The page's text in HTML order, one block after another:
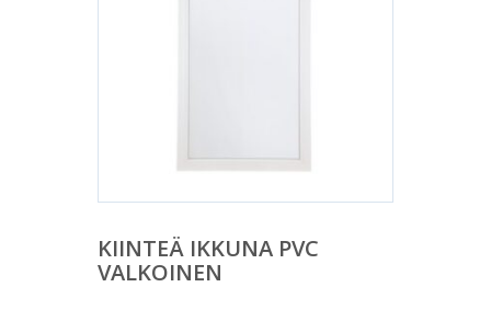
KIINTEÄ IKKUNA PVC
VALKOINEN